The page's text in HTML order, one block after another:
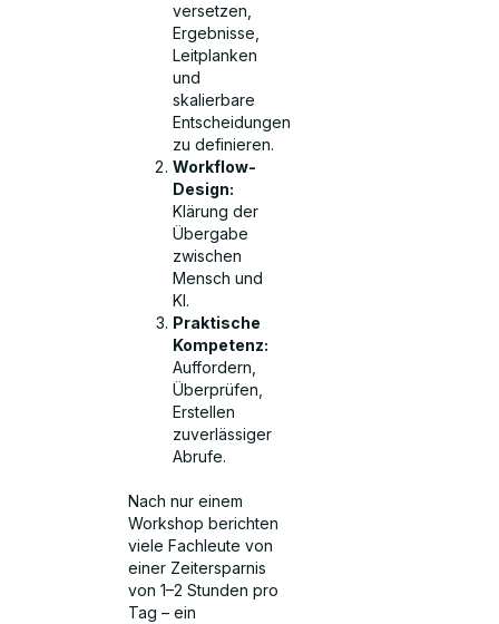
versetzen,
Ergebnisse,
Leitplanken
und
skalierbare
Entscheidungen
zu definieren.
Workflow-
Design:
Klärung der
Übergabe
zwischen
Mensch und
KI.
Praktische
Kompetenz:
Auffordern,
Überprüfen,
Erstellen
zuverlässiger
Abrufe.
Nach nur einem
Workshop berichten
viele Fachleute von
einer Zeitersparnis
von 1–2 Stunden pro
Tag – ein